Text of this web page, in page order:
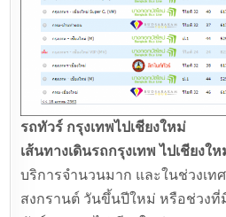
รถทัวร์ กรุงเทพไปเชียงใหม่
เส้นทางเดินรถกรุงเทพ ไปเชียงให
บริการจำนวนมาก และในช่วงเ
สงกรานต์ วันขึ้นปีใหม่ หรือช่วง